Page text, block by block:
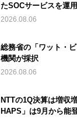
たSOCサービスを運
2026.08.06
総務省の「ワット・
機関が採択
2026.08.06
NTTの1Q決算は増収
HAPS」は9月から能